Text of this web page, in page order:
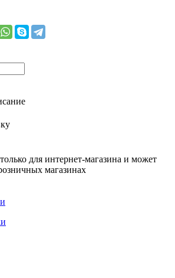
для интернет-магазина и может
магазинах